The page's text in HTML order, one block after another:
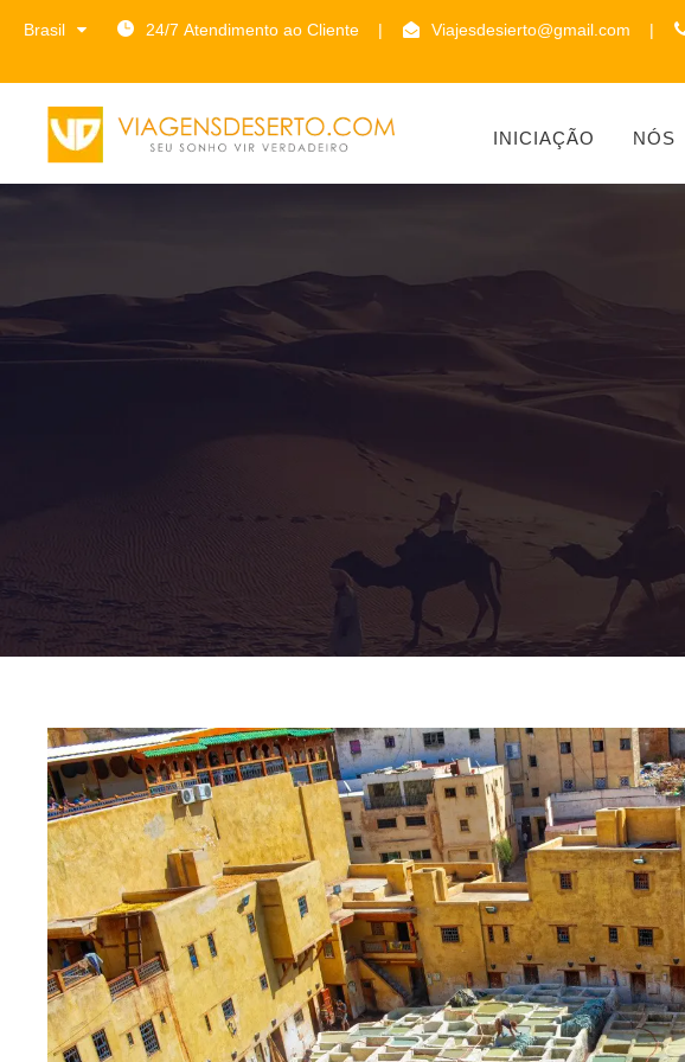
Brasil 24/7 Atendimento ao Cliente | Viajesdesierto@gmail.com |
INICIAÇÃO NÓS